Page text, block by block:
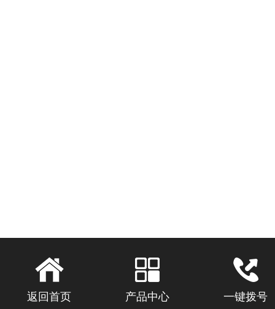
返回首页 产品中心 一键拨号